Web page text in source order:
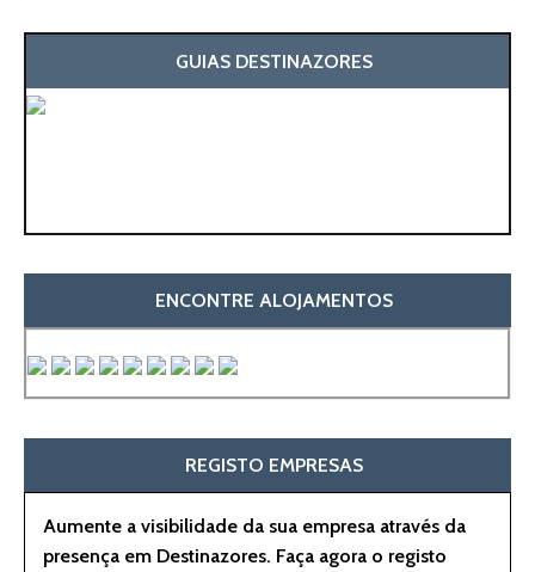
GUIAS DESTINAZORES
ENCONTRE ALOJAMENTOS
REGISTO EMPRESAS
Aumente a visibilidade da sua empresa através da
presença em Destinazores. Faça agora o registo